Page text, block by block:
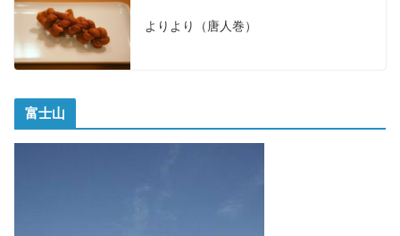
よりより（唐人巻）
富士山